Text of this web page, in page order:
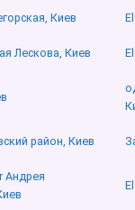
Киев
Лескова, Киев
район, Киев
Андрея